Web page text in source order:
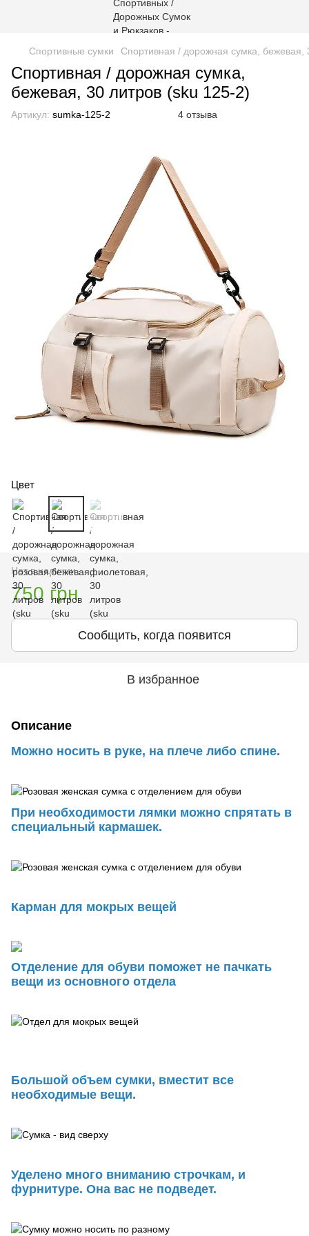
Спортивные сумки Спортивная / дорожная сумка, бежевая,
Спортивная / дорожная сумка,
бежевая, 30 литров (sku 125-2)
Артикул: sumka-125-2 4 отзыва
Цвет
Нет в наличии
750 грн
Сообщить, когда появится
В избранное
Описание
Можно носить в руке, на плече либо спине.
При необходимости лямки можно спрятать в
специальный кармашек.
Карман для мокрых вещей
Отделение для обуви поможет не пачкать
вещи из основного отдела
Большой объем сумки, вместит все
необходимые вещи.
Уделено много вниманию строчкам, и
фурнитуре. Она вас не подведет.